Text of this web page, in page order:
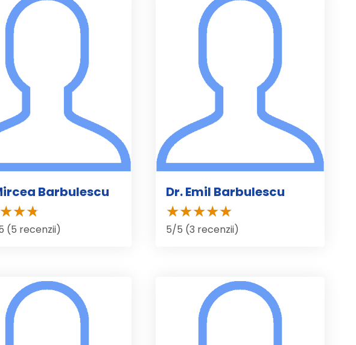
Barbulescu
(5 recenzii)
Dr. Emil Barbulescu
5/5 (3 recenzii)